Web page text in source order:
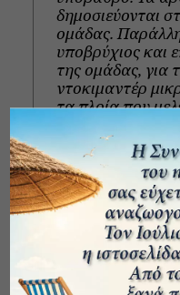
δημοσιεύονται
ομάδας.
υποβρύχιος και
της ομάδας, για
ντοκιμαντέρ
τα πλοία που
την διάδοση
συμμετάσχει σε
προγράμματα
τρισδιάστατων
μέσω της
View all posts